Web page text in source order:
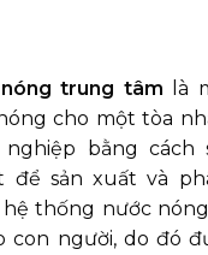
trung tâm
là
cho một tòa
nghiệp bằng cách
để sản xuất và
thống nước
con người, do đó